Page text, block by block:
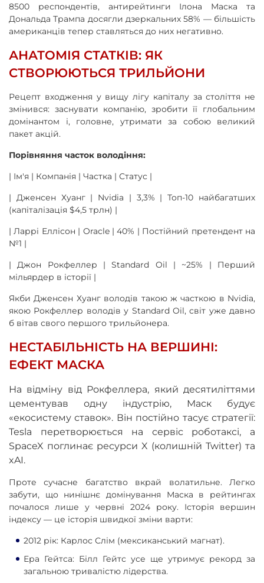
8500 респондентів, антирейтинги Ілона Маска та
Дональда Трампа досягли дзеркальних 58% — більшість
американців тепер ставляться до них негативно.
АНАТОМІЯ СТАТКІВ: ЯК
СТВОРЮЮТЬСЯ ТРИЛЬЙОНИ
Рецепт входження у вищу лігу капіталу за століття не
змінився: заснувати компанію, зробити її глобальним
домінантом і, головне, утримати за собою великий
пакет акцій.
Порівняння часток володіння:
| Ім'я | Компанія | Частка | Статус |
| Дженсен Хуанг | Nvidia | 3,3% | Топ-10 найбагатших
(капіталізація $4,5 трлн) |
| Ларрі Еллісон | Oracle | 40% | Постійний претендент на
№1 |
| Джон Рокфеллер | Standard Oil | ~25% | Перший
мільярдер в історії |
Якби Дженсен Хуанг володів такою ж часткою в Nvidia,
якою Рокфеллер володів у Standard Oil, світ уже давно
б вітав свого першого трильйонера.
НЕСТАБІЛЬНІСТЬ НА ВЕРШИНІ:
ЕФЕКТ МАСКА
На відміну від Рокфеллера, який десятиліттями
цементував одну індустрію, Маск будує
«екосистему ставок». Він постійно тасує стратегії:
Tesla перетворюється на сервіс роботаксі, а
SpaceX поглинає ресурси X (колишній Twitter) та
xAI.
Проте сучасне багатство вкрай волатильне. Легко
забути, що нинішнє домінування Маска в рейтингах
почалося лише у червні 2024 року. Історія вершин
індексу — це історія швидкої зміни варти:
2012 рік: Карлос Слім (мексиканський магнат).
Ера Гейтса: Білл Гейтс усе ще утримує рекорд за
загальною тривалістю лідерства.